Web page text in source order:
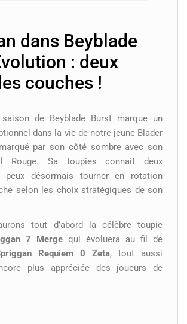
dans Beyblade
: deux
couches !
de Beyblade Burst marque un
dans la vie de notre jeune Blader
par son côté sombre avec son
Rouge. Sa toupies connait deux
peux désormais tourner en rotation
selon les choix stratégiques de son
tout d’abord la célèbre toupie
7 Merge qui évoluera au fil de
Requiem 0 Zeta, tout aussi
plus appréciée des joueurs de